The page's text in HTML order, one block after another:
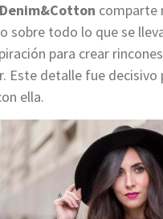
Denim&Cotton comparte
sobre todo lo que se
para crear
Este detalle fue decisivo
ella.